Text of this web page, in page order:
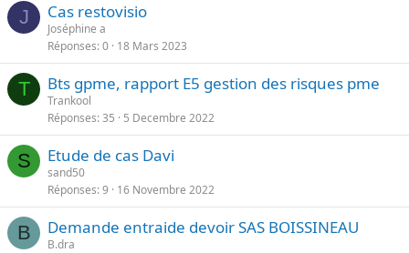
t
J Cas restovisio
Joséphine a
Réponses 0 18 Mars 2023
T Bts gpme, rapport E5 gestion des risques pme
Trankool
Réponses 35 5 Decembre 2022
S Etude de cas Davi
sand50
Réponses 9 16 Novembre 2022
B Demande entraide devoir SAS BOISSINEAU
B.dra